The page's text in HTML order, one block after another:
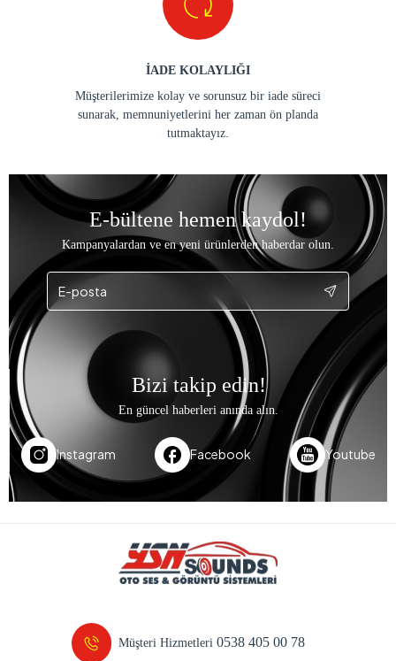
İADE KOLAYLIĞI
Müşterilerimize kolay ve sorunsuz bir iade süreci
sunarak, memnuniyetlerini her zaman ön planda
tutmaktayız.
E-bültene hemen kaydol!
Kampanyalardan ve en yeni ürünlerden haberdar olun.
Bizi takip edin!
En güncel haberleri anında alın.
Instagram Facebook Youtube
Müşteri Hizmetleri0538 405 00 78